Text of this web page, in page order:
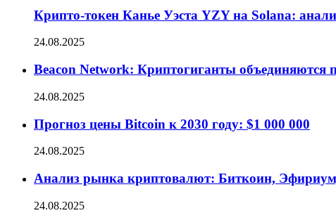
Крипто-токен Канье Уэста YZY на Solana:
24.08.2025
Beacon Network: Криптогиганты объединяются
24.08.2025
Прогноз цены Bitcoin к 2030 году: $1 000 000
24.08.2025
Анализ рынка криптовалют: Биткоин,
24.08.2025